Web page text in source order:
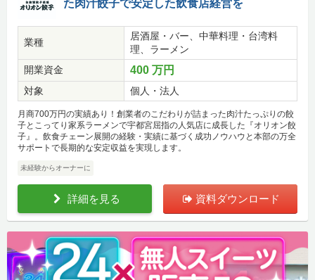
た肉汁餃子で安定した飲食店経営を
業種
居酒屋・バー、中華料理・台湾料
理、ラーメン
開業資金
400 万円
対象 個人・法人
月商700万円の実績あり！創業者のこだわりが詰まった肉汁たっぷりの餃
子とこってり家系ラーメンで宇都宮屈指の人気店に成長した『オリオン餃
子』。飲食チェーン展開の経験・実績に基づく成功ノウハウと本部の万全
サポートで長期的な安定収益を実現します。
未経験からオーナーに
詳細を見る 資料ダウンロード